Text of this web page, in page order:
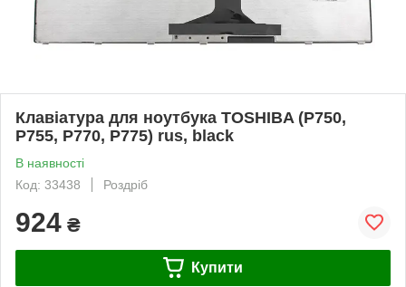
Клавіатура для ноутбука TOSHIBA (P750,
P755, P770, P775) rus, black
В наявності
Код: 33438
Роздріб
924 ₴
Купити